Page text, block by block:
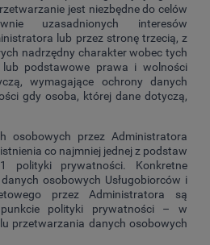
jest niezbędne do celów
uzasadnionych interesów
lub przez stronę trzecią, z
nadrzędny charakter wobec tych
podstawowe prawa i wolności
wymagające ochrony danych
gdy osoba, której dane dotyczą,
osobowych przez Administratora
co najmniej jednej z podstaw
polityki prywatności. Konkretne
osobowych Usługobiorców i
przez Administratora są
polityki prywatności – w
przetwarzania danych osobowych